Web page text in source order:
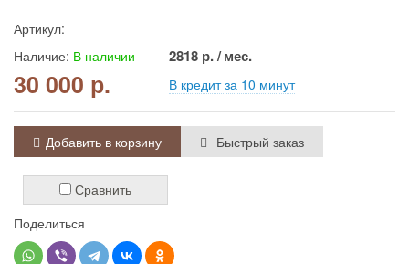
Артикул:
Наличие: В наличии
30 000 р.
2818 р. / мес.
В кредит за 10 минут
Добавить в корзину Быстрый заказ
Сравнить
Поделиться